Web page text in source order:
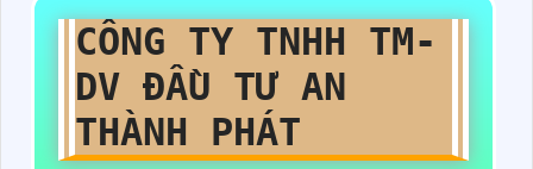
CÔNG TY TNHH TM-
DV ĐẦU TƯ AN
THÀNH PHÁT